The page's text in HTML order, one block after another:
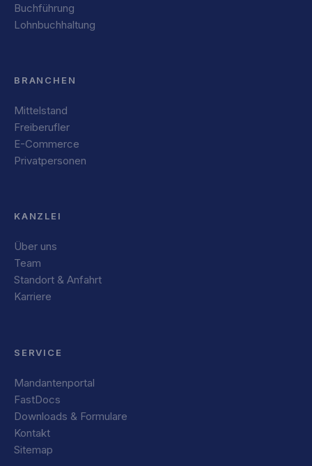
Buchführung
Lohnbuchhaltung
BRANCHEN
Mittelstand
Freiberufler
E-Commerce
Privatpersonen
KANZLEI
Über uns
Team
Standort & Anfahrt
Karriere
SERVICE
Mandantenportal
FastDocs
Downloads & Formulare
Kontakt
Sitemap